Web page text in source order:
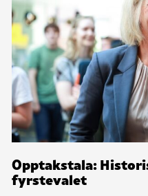
Opptakstala:
fyrstevalet